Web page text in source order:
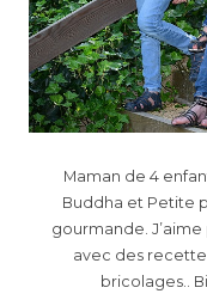
Maman de 4
Buddha et Petite
gourmande.
avec des
bricolages..